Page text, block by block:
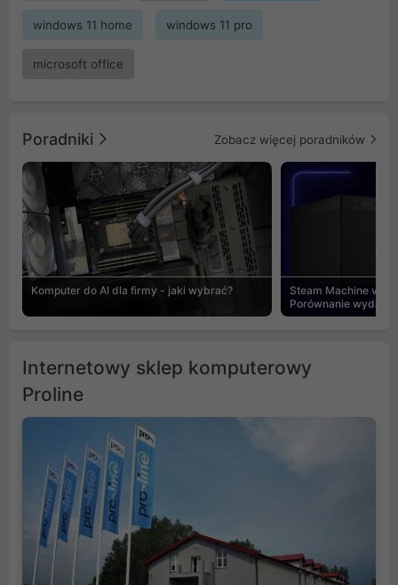
windows 11 home windows 11 pro
microsoft office
Poradniki Zobacz więcej poradników
Komputer do AI dla firmy - jaki wybrać?
Steam Machine vs
Porównanie
Internetowy sklep komputerowy
Proline